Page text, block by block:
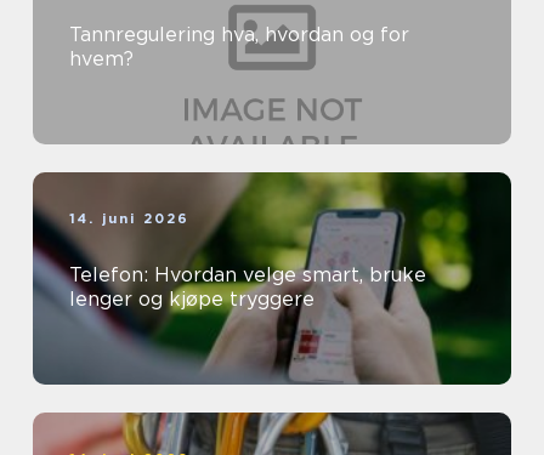
Tannregulering hva, hvordan og for
hvem?
14. juni 2026
Telefon: Hvordan velge smart, bruke
lenger og kjøpe tryggere